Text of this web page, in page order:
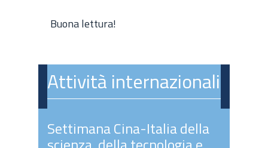
Buona lettura!
Attività internazionali
Settimana Cina-Italia della